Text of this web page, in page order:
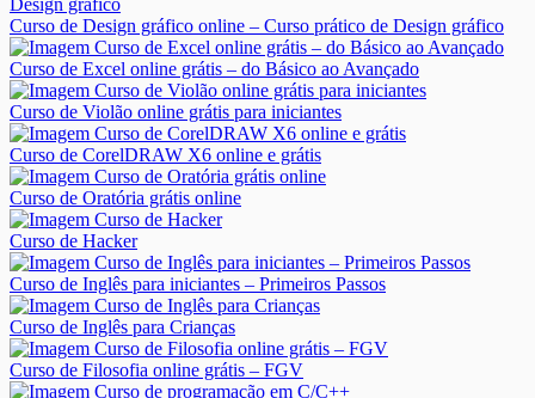
Curso de Design gráfico online – Curso prático de Design gráfico
Curso de Excel online grátis – do Básico ao Avançado
Curso de Violão online grátis para iniciantes
Curso de CorelDRAW X6 online e grátis
Curso de Oratória grátis online
Curso de Hacker
Curso de Inglês para iniciantes – Primeiros Passos
Curso de Inglês para Crianças
Curso de Filosofia online grátis – FGV